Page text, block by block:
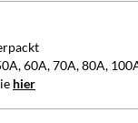
60A, 70A, 80A,
hier